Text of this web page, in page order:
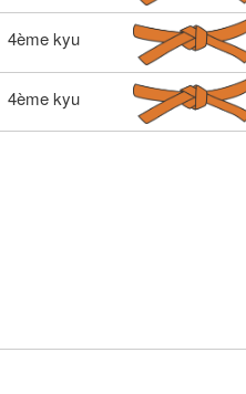
4ème kyu
4ème kyu